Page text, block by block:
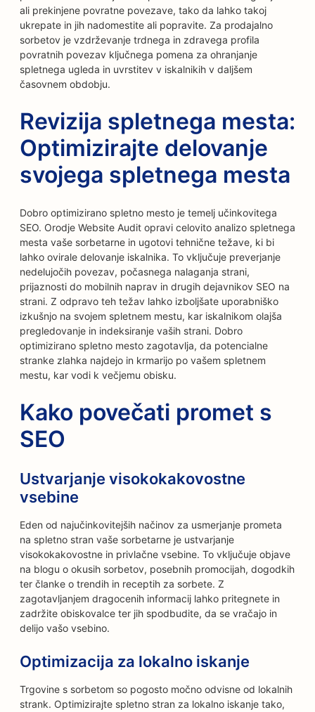
ali prekinjene povratne povezave, tako da lahko takoj
ukrepate in jih nadomestite ali popravite. Za prodajalno
sorbetov je vzdrževanje trdnega in zdravega profila
povratnih povezav ključnega pomena za ohranjanje
spletnega ugleda in uvrstitev v iskalnikih v daljšem
časovnem obdobju.
Revizija spletnega mesta:
Optimizirajte delovanje
svojega spletnega mesta
Dobro optimizirano spletno mesto je temelj učinkovitega
SEO. Orodje Website Audit opravi celovito analizo spletnega
mesta vaše sorbetarne in ugotovi tehnične težave, ki bi
lahko ovirale delovanje iskalnika. To vključuje preverjanje
nedelujočih povezav, počasnega nalaganja strani,
prijaznosti do mobilnih naprav in drugih dejavnikov SEO na
strani. Z odpravo teh težav lahko izboljšate uporabniško
izkušnjo na svojem spletnem mestu, kar iskalnikom olajša
pregledovanje in indeksiranje vaših strani. Dobro
optimizirano spletno mesto zagotavlja, da potencialne
stranke zlahka najdejo in krmarijo po vašem spletnem
mestu, kar vodi k večjemu obisku.
Kako povečati promet s
SEO
Ustvarjanje visokokakovostne
vsebine
Eden od najučinkovitejših načinov za usmerjanje prometa
na spletno stran vaše sorbetarne je ustvarjanje
visokokakovostne in privlačne vsebine. To vključuje objave
na blogu o okusih sorbetov, posebnih promocijah, dogodkih
ter članke o trendih in receptih za sorbete. Z
zagotavljanjem dragocenih informacij lahko pritegnete in
zadržite obiskovalce ter jih spodbudite, da se vračajo in
delijo vašo vsebino.
Optimizacija za lokalno iskanje
Trgovine s sorbetom so pogosto močno odvisne od lokalnih
strank. Optimizirajte spletno stran za lokalno iskanje tako,